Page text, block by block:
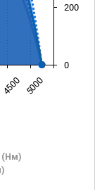
(Нм)
4500 5000
0
200